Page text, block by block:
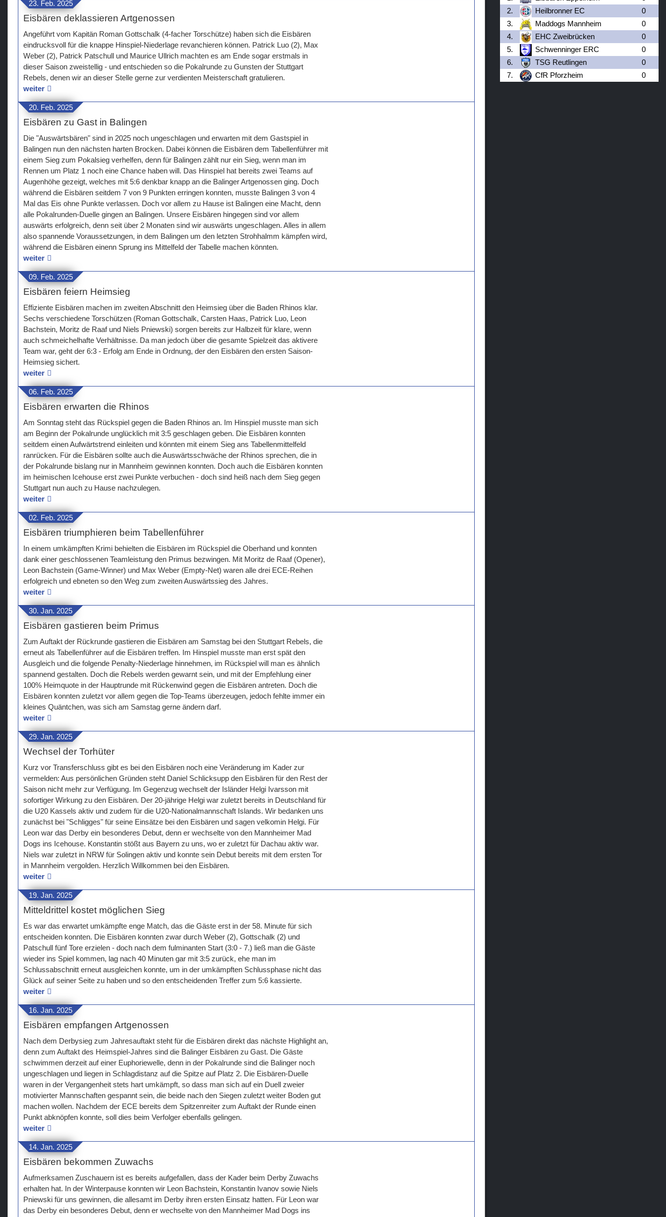
23. Feb. 2025
Eisbären deklassieren Artgenossen
Angeführt vom Kapitän Roman Gottschalk (4-facher Torschütze) haben sich die Eisbären
eindrucksvoll für die knappe Hinspiel-Niederlage revanchieren können. Patrick Luo (2), Max
Weber (2), Patrick Patschull und Maurice Ullrich machten es am Ende sogar erstmals in
dieser Saison zweistellig - und entschieden so die Pokalrunde zu Gunsten der Stuttgart
Rebels, denen wir an dieser Stelle gerne zur verdienten Meisterschaft gratulieren.
weiter
20. Feb. 2025
Eisbären zu Gast in Balingen
Die "Auswärtsbären" sind in 2025 noch ungeschlagen und erwarten mit dem Gastspiel in
Balingen nun den nächsten harten Brocken. Dabei können die Eisbären dem Tabellenführer mit
einem Sieg zum Pokalsieg verhelfen, denn für Balingen zählt nur ein Sieg, wenn man im
Rennen um Platz 1 noch eine Chance haben will. Das Hinspiel hat bereits zwei Teams auf
Augenhöhe gezeigt, welches mit 5:6 denkbar knapp an die Balinger Artgenossen ging. Doch
während die Eisbären seitdem 7 von 9 Punkten erringen konnten, musste Balingen 3 von 4
Mal das Eis ohne Punkte verlassen. Doch vor allem zu Hause ist Balingen eine Macht, denn
alle Pokalrunden-Duelle gingen an Balingen. Unsere Eisbären hingegen sind vor allem
auswärts erfolgreich, denn seit über 2 Monaten sind wir auswärts ungeschlagen. Alles in allem
also spannende Voraussetzungen, in dem Balingen um den letzten Strohhalmm kämpfen wird,
während die Eisbären einenn Sprung ins Mittelfeld der Tabelle machen könnten.
weiter
09. Feb. 2025
Eisbären feiern Heimsieg
Effiziente Eisbären machen im zweiten Abschnitt den Heimsieg über die Baden Rhinos klar.
Sechs verschiedene Torschützen (Roman Gottschalk, Carsten Haas, Patrick Luo, Leon
Bachstein, Moritz de Raaf und Niels Pniewski) sorgen bereits zur Halbzeit für klare, wenn
auch schmeichelhafte Verhältnisse. Da man jedoch über die gesamte Spielzeit das aktivere
Team war, geht der 6:3 - Erfolg am Ende in Ordnung, der den Eisbären den ersten Saison-
Heimsieg sichert.
weiter
06. Feb. 2025
Eisbären erwarten die Rhinos
Am Sonntag steht das Rückspiel gegen die Baden Rhinos an. Im Hinspiel musste man sich
am Beginn der Pokalrunde unglücklich mit 3:5 geschlagen geben. Die Eisbären konnten
seitdem einen Aufwärtstrend einleiten und könnten mit einem Sieg ans Tabellenmittelfeld
ranrücken. Für die Eisbären sollte auch die Auswärtsschwäche der Rhinos sprechen, die in
der Pokalrunde bislang nur in Mannheim gewinnen konnten. Doch auch die Eisbären konnten
im heimischen Icehouse erst zwei Punkte verbuchen - doch sind heiß nach dem Sieg gegen
Stuttgart nun auch zu Hause nachzulegen.
weiter
02. Feb. 2025
Eisbären triumphieren beim Tabellenführer
In einem umkämpften Krimi behielten die Eisbären im Rückspiel die Oberhand und konnten
dank einer geschlossenen Teamleistung den Primus bezwingen. Mit Moritz de Raaf (Opener),
Leon Bachstein (Game-Winner) und Max Weber (Empty-Net) waren alle drei ECE-Reihen
erfolgreich und ebneten so den Weg zum zweiten Auswärtssieg des Jahres.
weiter
30. Jan. 2025
Eisbären gastieren beim Primus
Zum Auftakt der Rückrunde gastieren die Eisbären am Samstag bei den Stuttgart Rebels, die
erneut als Tabellenführer auf die Eisbären treffen. Im Hinspiel musste man erst spät den
Ausgleich und die folgende Penalty-Niederlage hinnehmen, im Rückspiel will man es ähnlich
spannend gestalten. Doch die Rebels werden gewarnt sein, und mit der Empfehlung einer
100% Heimquote in der Hauptrunde mit Rückenwind gegen die Eisbären antreten. Doch die
Eisbären konnten zuletzt vor allem gegen die Top-Teams überzeugen, jedoch fehlte immer ein
kleines Quäntchen, was sich am Samstag gerne ändern darf.
weiter
29. Jan. 2025
Wechsel der Torhüter
Kurz vor Transferschluss gibt es bei den Eisbären noch eine Veränderung im Kader zur
vermelden: Aus persönlichen Gründen steht Daniel Schlicksupp den Eisbären für den Rest der
Saison nicht mehr zur Verfügung. Im Gegenzug wechselt der Isländer Helgi Ivarsson mit
sofortiger Wirkung zu den Eisbären. Der 20-jährige Helgi war zuletzt bereits in Deutschland für
die U20 Kassels aktiv und zudem für die U20-Nationalmannschaft Islands. Wir bedanken uns
zunächst bei "Schligges" für seine Einsätze bei den Eisbären und sagen velkomin Helgi. Für
Leon war das Derby ein besonderes Debut, denn er wechselte von den Mannheimer Mad
Dogs ins Icehouse. Konstantin stößt aus Bayern zu uns, wo er zuletzt für Dachau aktiv war.
Niels war zuletzt in NRW für Solingen aktiv und konnte sein Debut bereits mit dem ersten Tor
in Mannheim vergolden. Herzlich Willkommen bei den Eisbären.
weiter
19. Jan. 2025
Mitteldrittel kostet möglichen Sieg
Es war das erwartet umkämpfte enge Match, das die Gäste erst in der 58. Minute für sich
entscheiden konnten. Die Eisbären konnten zwar durch Weber (2), Gottschalk (2) und
Patschull fünf Tore erzielen - doch nach dem fulminanten Start (3:0 - 7.) ließ man die Gäste
wieder ins Spiel kommen, lag nach 40 Minuten gar mit 3:5 zurück, ehe man im
Schlussabschnitt erneut ausgleichen konnte, um in der umkämpften Schlussphase nicht das
Glück auf seiner Seite zu haben und so den entscheidenden Treffer zum 5:6 kassierte.
weiter
16. Jan. 2025
Eisbären empfangen Artgenossen
Nach dem Derbysieg zum Jahresauftakt steht für die Eisbären direkt das nächste Highlight an,
denn zum Auftakt des Heimspiel-Jahres sind die Balinger Eisbären zu Gast. Die Gäste
schwimmen derzeit auf einer Euphoriewelle, denn in der Pokalrunde sind die Balinger noch
ungeschlagen und liegen in Schlagdistanz auf die Spitze auf Platz 2. Die Eisbären-Duelle
waren in der Vergangenheit stets hart umkämpft, so dass man sich auf ein Duell zweier
motivierter Mannschaften gespannt sein, die beide nach den Siegen zuletzt weiter Boden gut
machen wollen. Nachdem der ECE bereits dem Spitzenreiter zum Auftakt der Runde einen
Punkt abknöpfen konnte, soll dies beim Verfolger ebenfalls gelingen.
weiter
14. Jan. 2025
Eisbären bekommen Zuwachs
Aufmerksamen Zuschauern ist es bereits aufgefallen, dass der Kader beim Derby Zuwachs
erhalten hat. In der Winterpause konnten wir Leon Bachstein, Konstantin Ivanov sowie Niels
Pniewski für uns gewinnen, die allesamt im Derby ihren ersten Einsatz hatten. Für Leon war
das Derby ein besonderes Debut, denn er wechselte von den Mannheimer Mad Dogs ins
2.
Heilbronner EC
0
3.
Maddogs Mannheim
0
4.
EHC Zweibrücken
0
5.
Schwenninger ERC
0
6.
TSG Reutlingen
0
7.
CfR Pforzheim 0